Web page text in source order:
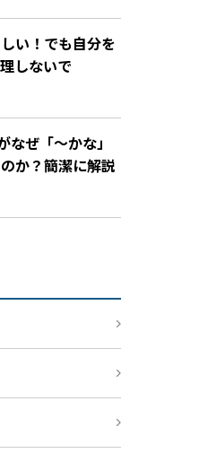
い！でも自分を
しないで
ぜ「～かな」
か？簡潔に解説